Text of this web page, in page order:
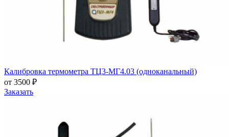
Калибровка термометра ТЦ3-МГ4.03 (одноканальный)
от 3500 ₽
Заказать